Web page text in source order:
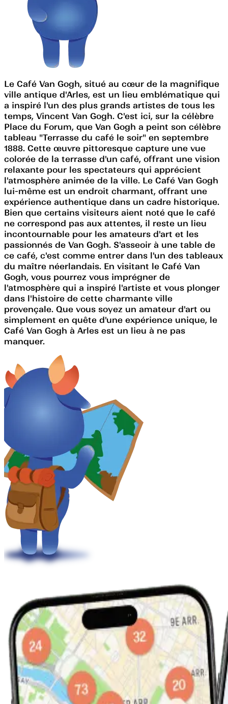
Le Café Van Gogh, situé au cœur de la magnifique
ville antique d'Arles, est un lieu emblématique qui
a inspiré l'un des plus grands artistes de tous les
temps, Vincent Van Gogh. C'est ici, sur la célèbre
Place du Forum, que Van Gogh a peint son célèbre
tableau "Terrasse du café le soir" en septembre
1888. Cette œuvre pittoresque capture une vue
colorée de la terrasse d'un café, offrant une vision
relaxante pour les spectateurs qui apprécient
l'atmosphère animée de la ville. Le Café Van Gogh
lui-même est un endroit charmant, offrant une
expérience authentique dans un cadre historique.
Bien que certains visiteurs aient noté que le café
ne correspond pas aux attentes, il reste un lieu
incontournable pour les amateurs d'art et les
passionnés de Van Gogh. S'asseoir à une table de
ce café, c'est comme entrer dans l'un des tableaux
du maître néerlandais. En visitant le Café Van
Gogh, vous pourrez vous imprégner de
l'atmosphère qui a inspiré l'artiste et vous plonger
dans l'histoire de cette charmante ville
provençale. Que vous soyez un amateur d'art ou
simplement en quête d'une expérience unique, le
Café Van Gogh à Arles est un lieu à ne pas
manquer.